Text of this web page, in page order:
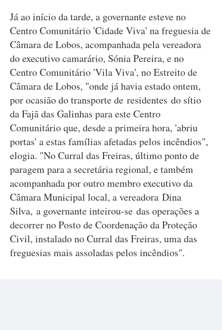
Já ao início da tarde, a governante esteve no
Centro Comunitário 'Cidade Viva' na freguesia de
Câmara de Lobos, acompanhada pela vereadora
do executivo camarário, Sónia Pereira, e no
Centro Comunitário 'Vila Viva', no Estreito de
Câmara de Lobos, "onde já havia estado ontem,
por ocasião do transporte de residentes do sítio
da Fajã das Galinhas para este Centro
Comunitário que, desde a primeira hora, 'abriu
portas' a estas famílias afetadas pelos incêndios",
elogia. "No Curral das Freiras, último ponto de
paragem para a secretária regional, e também
acompanhada por outro membro executivo da
Câmara Municipal local, a vereadora Dina
Silva, a governante inteirou-se das operações a
decorrer no Posto de Coordenação da Proteção
Civil, instalado no Curral das Freiras, uma das
freguesias mais assoladas pelos incêndios".